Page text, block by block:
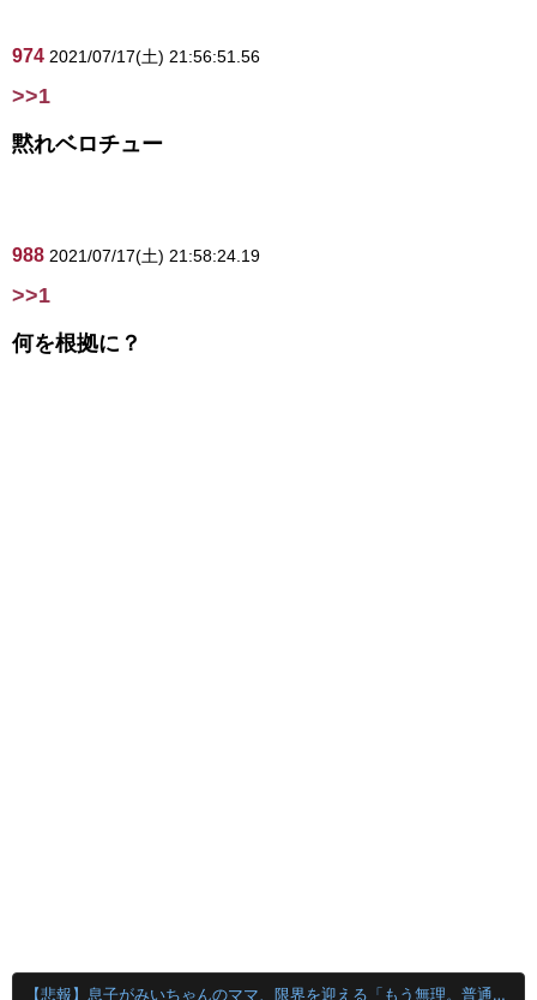
974 2021/07/17(土) 21:56:51.56
>>1
黙れベロチュー
988 2021/07/17(土) 21:58:24.19
>>1
何を根拠に？
【悲報】息子がみいちゃんのママ、限界を迎える「もう無理。普通の家庭を築きたい。普通の子育てをしたい。」